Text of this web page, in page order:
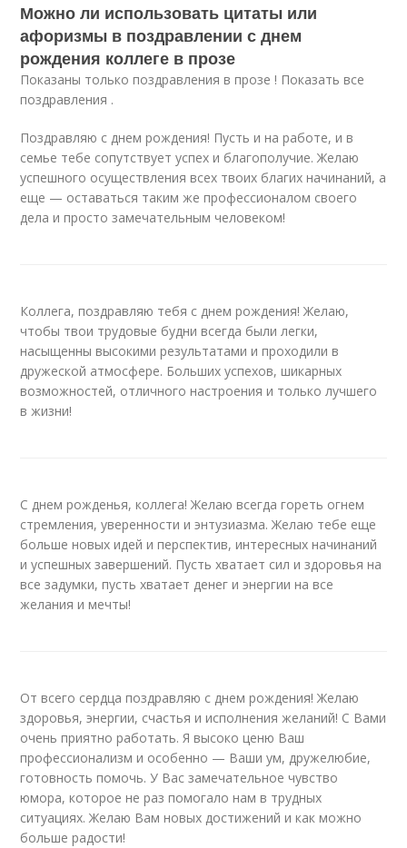
Можно ли использовать цитаты или
афоризмы в поздравлении с днем
рождения коллеге в прозе
Показаны только поздравления в прозе ! Показать все
поздравления .
Поздравляю с днем рождения! Пусть и на работе, и в
семье тебе сопутствует успех и благополучие. Желаю
успешного осуществления всех твоих благих начинаний, а
еще — оставаться таким же профессионалом своего
дела и просто замечательным человеком!
Коллега, поздравляю тебя с днем рождения! Желаю,
чтобы твои трудовые будни всегда были легки,
насыщенны высокими результатами и проходили в
дружеской атмосфере. Больших успехов, шикарных
возможностей, отличного настроения и только лучшего
в жизни!
С днем рожденья, коллега! Желаю всегда гореть огнем
стремления, уверенности и энтузиазма. Желаю тебе еще
больше новых идей и перспектив, интересных начинаний
и успешных завершений. Пусть хватает сил и здоровья на
все задумки, пусть хватает денег и энергии на все
желания и мечты!
От всего сердца поздравляю с днем рождения! Желаю
здоровья, энергии, счастья и исполнения желаний! С Вами
очень приятно работать. Я высоко ценю Ваш
профессионализм и особенно — Ваши ум, дружелюбие,
готовность помочь. У Вас замечательное чувство
юмора, которое не раз помогало нам в трудных
ситуациях. Желаю Вам новых достижений и как можно
больше радости!